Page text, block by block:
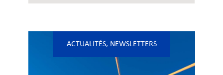
ACTUALITÉS, NEWSLETTERS